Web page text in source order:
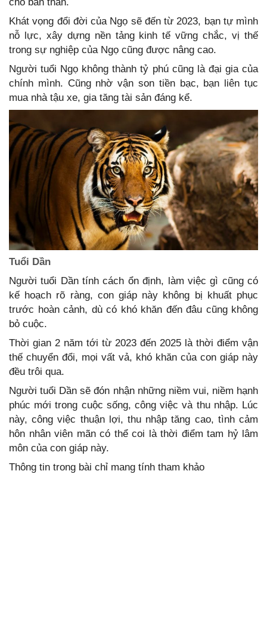
Khát vọng đổi đời của Ngọ sẽ đến từ 2023, bạn tự mình
nỗ lực, xây dựng nền tảng kinh tế vững chắc, vị thế
trong sự nghiệp của Ngọ cũng được nâng cao.
Người tuổi Ngọ không thành tỷ phú cũng là đại gia của
chính mình. Cũng nhờ vận son tiền bạc, bạn liên tục
mua nhà tậu xe, gia tăng tài sản đáng kể.
Tuổi Dần
Người tuổi Dần tính cách ổn định, làm việc gì cũng có
kế hoạch rõ ràng, con giáp này không bị khuất phục
trước hoàn cảnh, dù có khó khăn đến đâu cũng không
bỏ cuộc.
Thời gian 2 năm tới từ 2023 đến 2025 là thời điểm vận
thế chuyển đổi, mọi vất vả, khó khăn của con giáp này
đều trôi qua.
Người tuổi Dần sẽ đón nhận những niềm vui, niềm hạnh
phúc mới trong cuộc sống, công việc và thu nhập. Lúc
này, công việc thuận lợi, thu nhập tăng cao, tình cảm
hôn nhân viên mãn có thể coi là thời điểm tam hỷ lâm
môn của con giáp này.
Thông tin trong bài chỉ mang tính tham khảo